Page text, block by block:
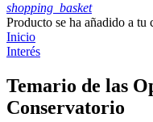
shopping_basket
Producto se ha añadido a tu
Inicio
Interés
Temario de las
Conservatorio